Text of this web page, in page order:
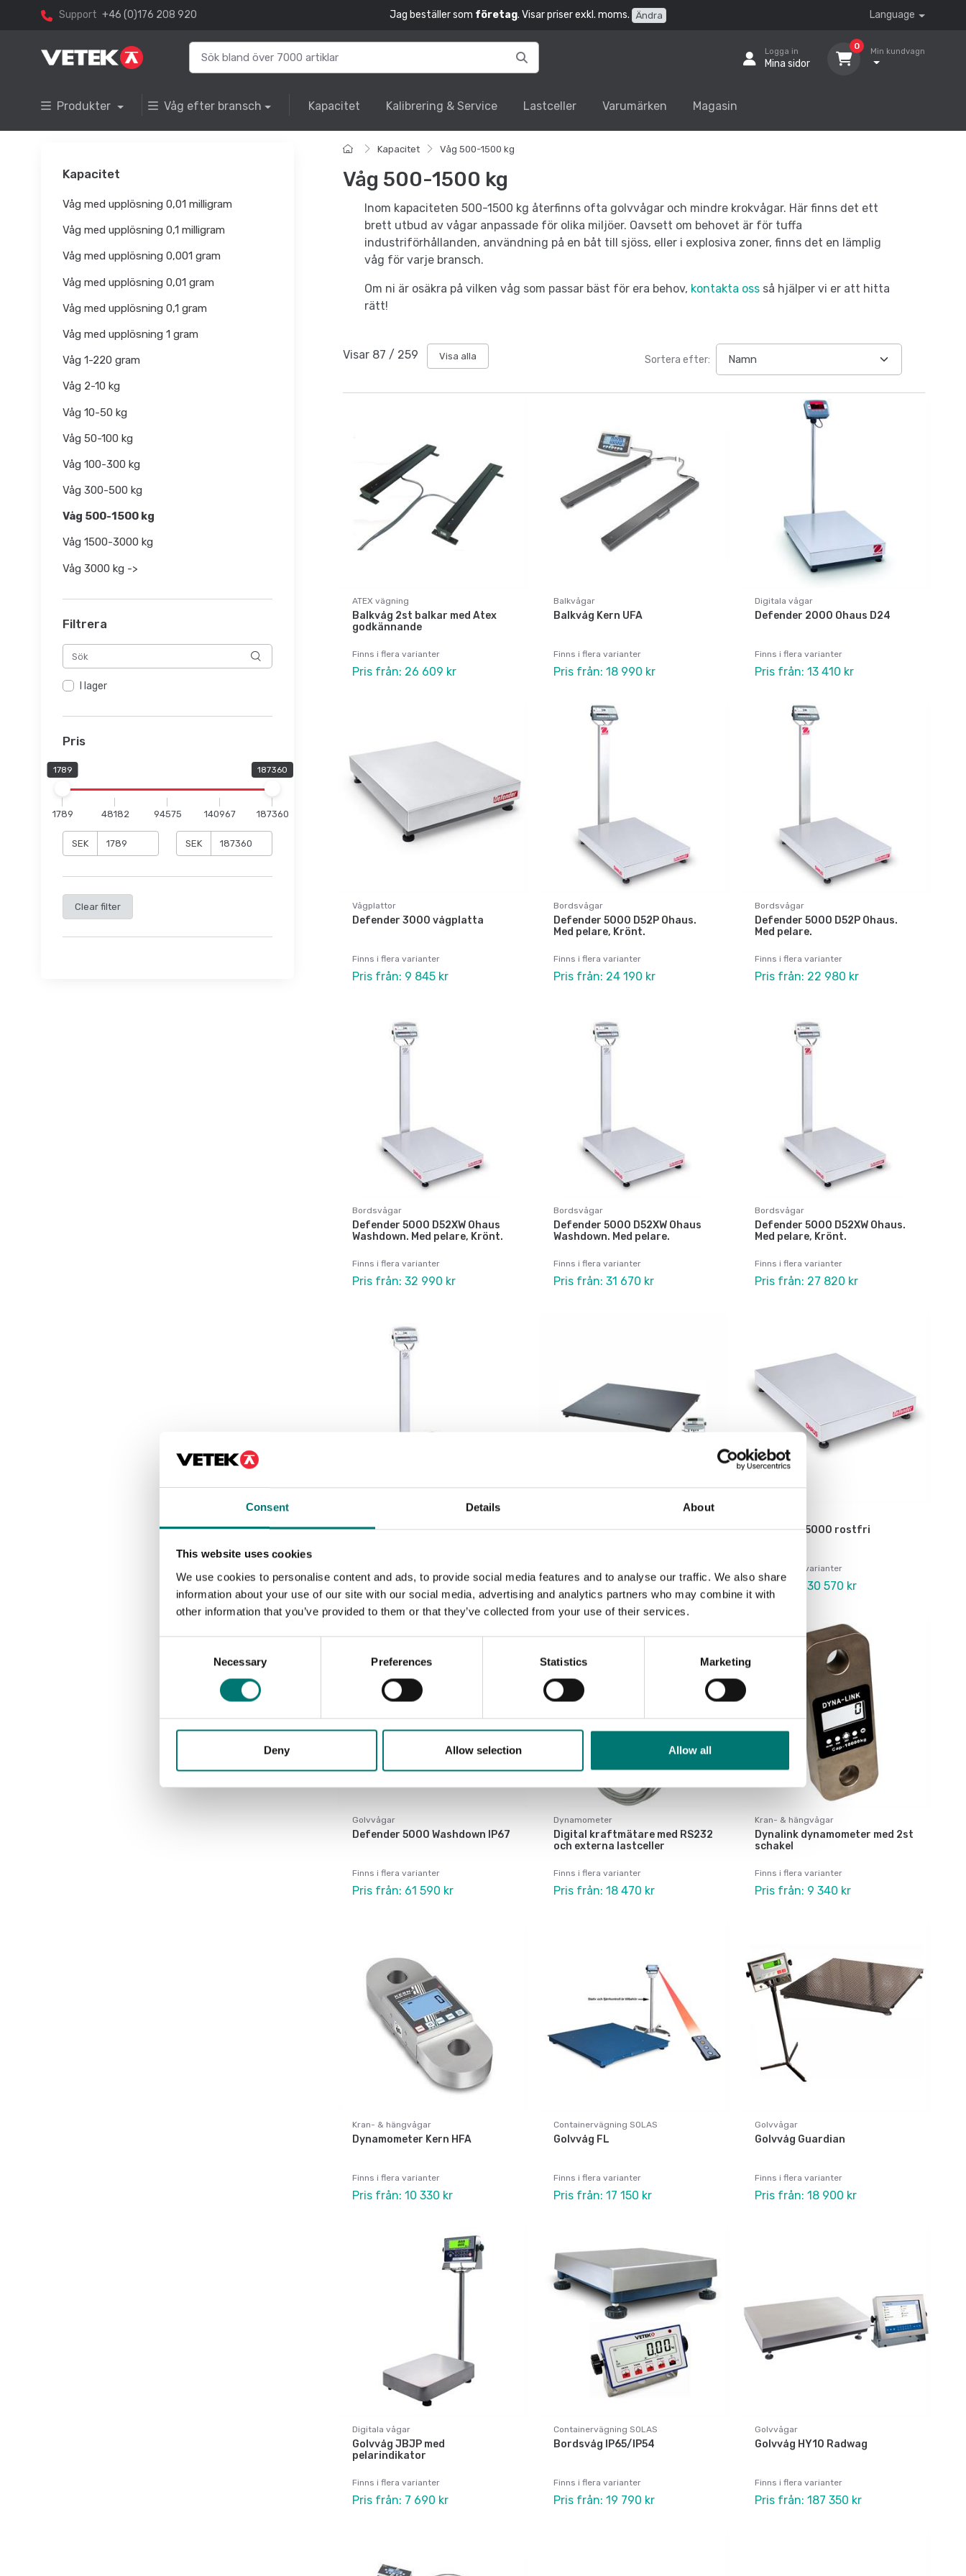
Consent Details About
This website uses cookies
We use cookies to personalise content and ads, to provide social media features and to analyse our traffic. We also share
information about your use of our site with our social media, advertising and analytics partners who may combine it with
other information that you’ve provided to them or that they’ve collected from your use of their services.
Necessary Preferences Statistics Marketing
Deny Allow selection Allow all
Support +46 (0)176 208 920 Jag beställer som företag. Visar priser exkl. moms. Ändra Language
Logga in
Mina sidor
0
Min kundvagn
Produkter Våg efter bransch Kapacitet Kalibrering & Service Lastceller Varumärken Magasin
Kapacitet
Våg med upplösning 0,01 milligram
Våg med upplösning 0,1 milligram
Våg med upplösning 0,001 gram
Våg med upplösning 0,01 gram
Våg med upplösning 0,1 gram
Våg med upplösning 1 gram
Våg 1-220 gram
Våg 2-10 kg
Våg 10-50 kg
Våg 50-100 kg
Våg 100-300 kg
Våg 300-500 kg
Våg 500-1500 kg
Våg 1500-3000 kg
Våg 3000 kg ->
Filtrera
I lager
Pris
1789 187360
1789 48182 94575 140967 187360
SEK SEK
Clear filter
Kapacitet Våg 500-1500 kg
Våg 500-1500 kg
Visar 87 / 259 Visa alla Sortera efter:
ATEX vägning
Balkvåg 2st balkar med Atex
godkännande
Finns i flera varianter
Pris från: 26 609 kr
Balkvågar
Balkvåg Kern UFA
Finns i flera varianter
Pris från: 18 990 kr
Digitala vågar
Defender 2000 Ohaus D24
Finns i flera varianter
Pris från: 13 410 kr
Vågplattor
Defender 3000 vågplatta
Finns i flera varianter
Pris från: 9 845 kr
Bordsvågar
Defender 5000 D52P Ohaus.
Med pelare, Krönt.
Finns i flera varianter
Pris från: 24 190 kr
Bordsvågar
Defender 5000 D52P Ohaus.
Med pelare.
Finns i flera varianter
Pris från: 22 980 kr
Bordsvågar
Defender 5000 D52XW Ohaus
Washdown. Med pelare, Krönt.
Finns i flera varianter
Pris från: 32 990 kr
Bordsvågar
Defender 5000 D52XW Ohaus
Washdown. Med pelare.
Finns i flera varianter
Pris från: 31 670 kr
Bordsvågar
Defender 5000 D52XW Ohaus.
Med pelare, Krönt.
Finns i flera varianter
Pris från: 27 820 kr
Defender 5000 D52XW Ohaus.
Pris från: 26 390 kr
Golvvåg Defender 5000 Ohaus
Pris från: 40 910 kr
Defender 5000 rostfri
Finns i flera varianter
Pris från: 30 570 kr
Golvvågar
Defender 5000 Washdown IP67
Finns i flera varianter
Pris från: 61 590 kr
Dynamometer
Digital kraftmätare med RS232
och externa lastceller
Finns i flera varianter
Pris från: 18 470 kr
Kran- & hängvågar
Dynalink dynamometer med 2st
schakel
Finns i flera varianter
Pris från: 9 340 kr
Kran- & hängvågar
Dynamometer Kern HFA
Finns i flera varianter
Pris från: 10 330 kr
Containervägning SOLAS
Golvvåg FL
Finns i flera varianter
Pris från: 17 150 kr
Golvvågar
Golvvåg Guardian
Finns i flera varianter
Pris från: 18 900 kr
Digitala vågar
Golvvåg JBJP med
pelarindikator
Finns i flera varianter
Pris från: 7 690 kr
Containervägning SOLAS
Bordsvåg IP65/IP54
Finns i flera varianter
Pris från: 19 790 kr
Golvvågar
Golvvåg HY10 Radwag
Finns i flera varianter
Pris från: 187 350 kr
Inom kapaciteten 500-1500 kg återfinns ofta golvvågar och mindre krokvågar. Här finns det ett
brett utbud av vågar anpassade för olika miljöer. Oavsett om behovet är för tuffa
industriförhållanden, användning på en båt till sjöss, eller i explosiva zoner, finns det en lämplig
våg för varje bransch.
Om ni är osäkra på vilken våg som passar bäst för era behov, kontakta oss så hjälper vi er att hitta
rätt!